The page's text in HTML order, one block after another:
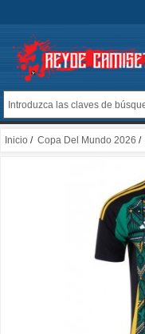
Inicio / Copa Del Mundo 2026 /